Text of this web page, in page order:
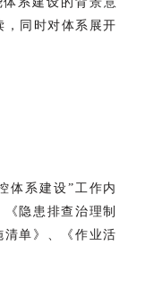
，同时对体系展开
体系建设”工作内
隐患排查治理制
单》、《作业活